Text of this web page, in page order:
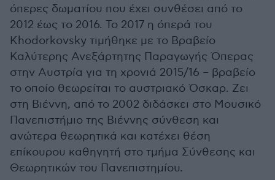
όπερες δωματίου που έχει συνθέσει από το
2012 έως το 2016. Το 2017 η όπερά του
Khodorkovsky τιμήθηκε με το Βραβείο
Καλύτερης Ανεξάρτητης Παραγωγής Όπερας
στην Αυστρία για τη χρονιά 2015/16 – βραβείο
το οποίο θεωρείται το αυστριακό Όσκαρ. Ζει
στη Βιέννη, από το 2002 διδάσκει στο Μουσικό
Πανεπιστήμιο της Βιέννης σύνθεση και
ανώτερα θεωρητικά και κατέχει θέση
επίκουρου καθηγητή στο τμήμα Σύνθεσης και
Θεωρητικών του Πανεπιστημίου.